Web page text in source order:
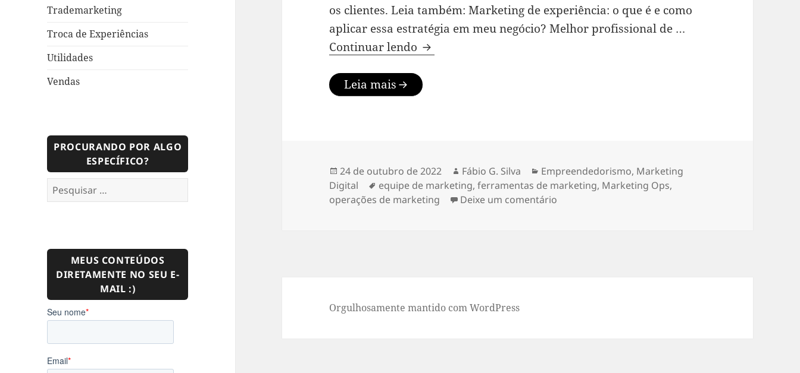
Trademarketing
Troca de Experiências
Utilidades
Vendas
PROCURANDO POR ALGO
ESPECÍFICO?
Pesquisar
por:
MEUS CONTEÚDOS
DIRETAMENTE NO SEU E-
MAIL :)
os clientes. Leia também: Marketing de experiência: o que é e como
aplicar essa estratégia em meu negócio? Melhor profissional de …
Continuar lendo Marketing Ops, como implantar esta tendência para agilizar os
Leia mais
Publicado
em
24 de outubro de 2022 Autor
Fábio G. Silva Categorias
Empreendedorismo, Marketing
Digital
Tags
equipe de marketing,ferramentas de marketing, Marketing Ops,
operações de marketing
Deixe um comentário
Orgulhosamente mantido com WordPress